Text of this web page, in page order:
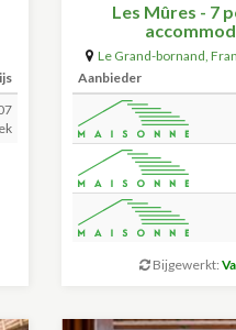
Les Mûres - 7
Le Grand-bornand,
Aanbieder
Bijgewerkt: